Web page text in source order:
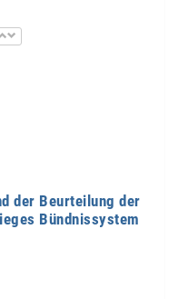
der Beurteilung der
Bündnissystem